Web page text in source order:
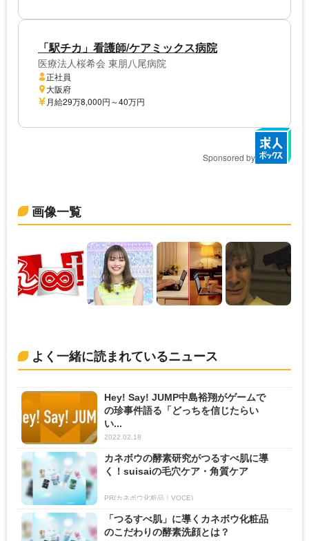
「駅チカ」看護師/ケアミックス病院
医療法人桜希会 東朋八尾病院
正社員
大阪府
月給29万8,000円～40万円
Sponsored by
画像一覧
よく一緒に読まれているニュース
Hey! Say! JUMP中島裕翔がゲームで
の珍事件語る「どっちを信じたらい
い...
2022.02.18
カネボウの酵素研究がつるすべ肌に導
く！suisaiの毛穴ケア・角質ケア
PR(カネボウ化粧品｜VOCE)
「つるすべ肌」に導くカネボウ化粧品
のこだわりの酵素洗顔とは？